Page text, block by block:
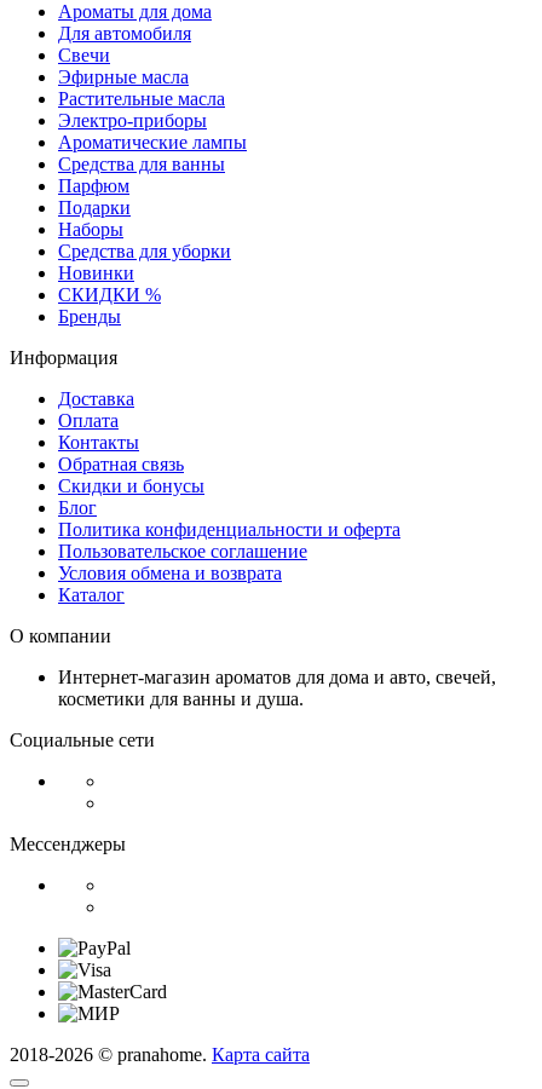
Ароматы для дома
Для автомобиля
Свечи
Эфирные масла
Растительные масла
Электро-приборы
Ароматические лампы
Средства для ванны
Парфюм
Подарки
Наборы
Средства для уборки
Новинки
СКИДКИ %
Бренды
Информация
Доставка
Оплата
Контакты
Обратная связь
Скидки и бонусы
Блог
Политика конфиденциальности и оферта
Пользовательское соглашение
Условия обмена и возврата
Каталог
О компании
Интернет-магазин ароматов для дома и авто, свечей,
косметики для ванны и душа.
Социальные сети
Мессенджеры
2018-2026 © pranahome. Карта сайта